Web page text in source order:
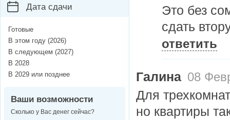
Это без
сдать
ответить
Галина 08
Для
но квартиры
Дата сдачи
Готовые
В этом году (2026)
В следующем (2027)
В 2028
В 2029 или позднее
Ваши возможности
Сколько у Вас денег сейчас?